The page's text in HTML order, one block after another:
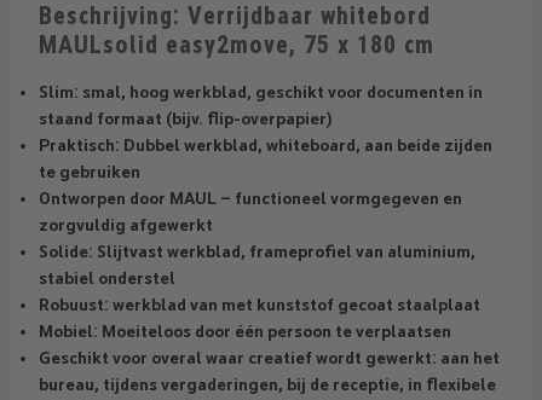
Beschrijving: Verrijdbaar whitebord
MAULsolid easy2move, 75 x 180 cm
Slim: smal, hoog werkblad, geschikt voor documenten in
staand formaat (bijv. flip-overpapier)
Praktisch: Dubbel werkblad, whiteboard, aan beide zijden
te gebruiken
Ontworpen door MAUL – functioneel vormgegeven en
zorgvuldig afgewerkt
Solide: Slijtvast werkblad, frameprofiel van aluminium,
stabiel onderstel
Robuust: werkblad van met kunststof gecoat staalplaat
Mobiel: Moeiteloos door één persoon te verplaatsen
Geschikt voor overal waar creatief wordt gewerkt: aan het
bureau, tijdens vergaderingen, bij de receptie, in flexibele